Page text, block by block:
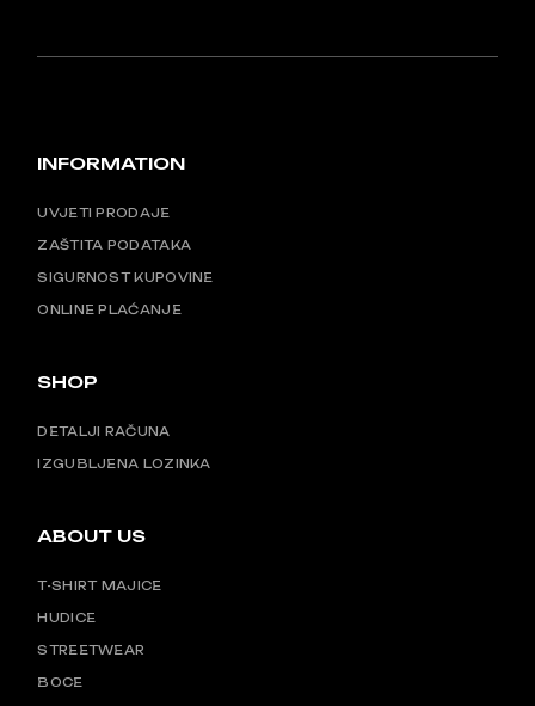
INFORMATION
UVJETI PRODAJE
ZAŠTITA PODATAKA
SIGURNOST KUPOVINE
ONLINE PLAĆANJE
SHOP
DETALJI RAČUNA
IZGUBLJENA LOZINKA
ABOUT US
T-SHIRT MAJICE
HUDICE
STREETWEAR
BOCE